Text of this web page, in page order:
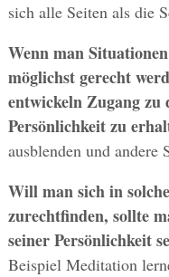
sich alle Seiten als die
Wenn man
möglichst gerecht
entwickeln Zugang zu
Persönlichkeit zu
ausblenden und andere
Will man sich in
zurechtfinden, sollte
seiner Persönlichkeit
Beispiel Meditation